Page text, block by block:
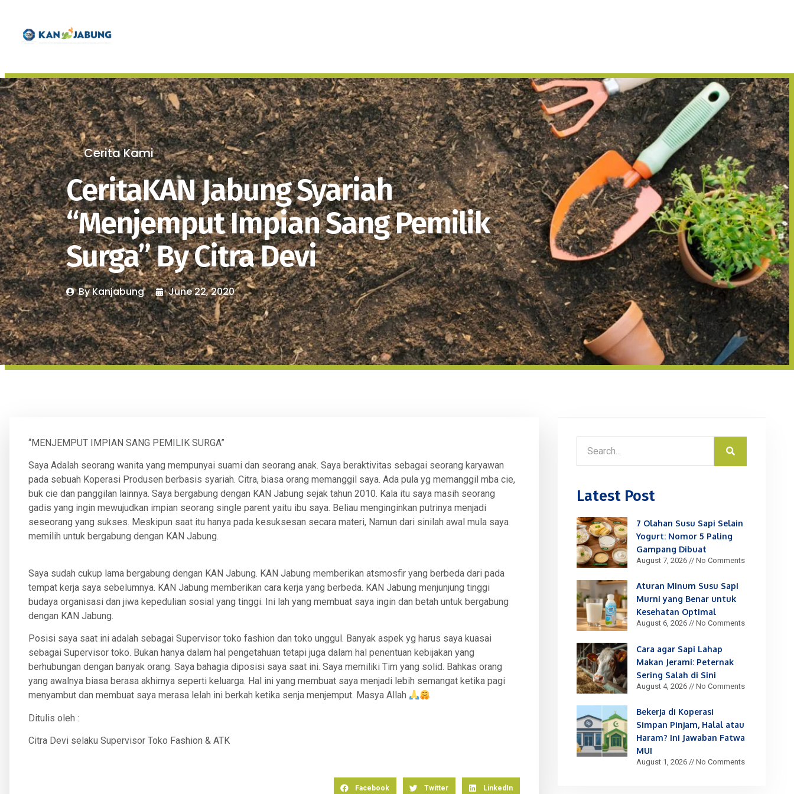
Cerita Kami
CeritaKAN Jabung Syariah
“Menjemput Impian Sang Pemilik
Surga” By Citra Devi
ByKanjabung June 22, 2020
“MENJEMPUT IMPIAN SANG PEMILIK SURGA”
Saya Adalah seorang wanita yang mempunyai suami dan seorang anak. Saya beraktivitas sebagai seorang karyawan
pada sebuah Koperasi Produsen berbasis syariah. Citra, biasa orang memanggil saya. Ada pula yg memanggil mba cie,
buk cie dan panggilan lainnya. Saya bergabung dengan KAN Jabung sejak tahun 2010. Kala itu saya masih seorang
gadis yang ingin mewujudkan impian seorang single parent yaitu ibu saya. Beliau menginginkan putrinya menjadi
seseorang yang sukses. Meskipun saat itu hanya pada kesuksesan secara materi, Namun dari sinilah awal mula saya
memilih untuk bergabung dengan KAN Jabung.
Saya sudah cukup lama bergabung dengan KAN Jabung. KAN Jabung memberikan atsmosfir yang berbeda dari pada
tempat kerja saya sebelumnya. KAN Jabung memberikan cara kerja yang berbeda. KAN Jabung menjunjung tinggi
budaya organisasi dan jiwa kepedulian sosial yang tinggi. Ini lah yang membuat saya ingin dan betah untuk bergabung
dengan KAN Jabung.
Posisi saya saat ini adalah sebagai Supervisor toko fashion dan toko unggul. Banyak aspek yg harus saya kuasai
sebagai Supervisor toko. Bukan hanya dalam hal pengetahuan tetapi juga dalam hal penentuan kebijakan yang
berhubungan dengan banyak orang. Saya bahagia diposisi saya saat ini. Saya memiliki Tim yang solid. Bahkas orang
yang awalnya biasa berasa akhirnya seperti keluarga. Hal ini yang membuat saya menjadi lebih semangat ketika pagi
menyambut dan membuat saya merasa lelah ini berkah ketika senja menjemput. Masya Allah
Ditulis oleh :
Citra Devi selaku Supervisor Toko Fashion & ATK
Facebook Twitter LinkedIn
Latest Post
7 Olahan Susu Sapi Selain
Yogurt: Nomor 5 Paling
Gampang Dibuat
August 7, 2026 No Comments
Aturan Minum Susu Sapi
Murni yang Benar untuk
Kesehatan Optimal
August 6, 2026 No Comments
Cara agar Sapi Lahap
Makan Jerami: Peternak
Sering Salah di Sini
August 4, 2026 No Comments
Bekerja di Koperasi
Simpan Pinjam, Halal atau
Haram? Ini Jawaban Fatwa
MUI
August 1, 2026 No Comments